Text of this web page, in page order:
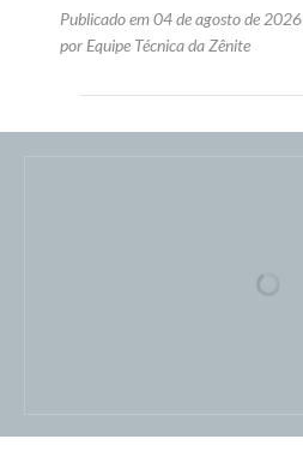
Publicado em 04 de agosto de 2026
por Equipe Técnica da Zênite